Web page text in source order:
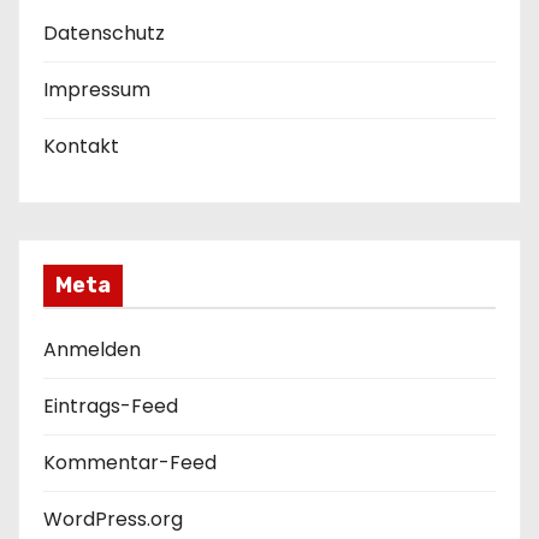
Datenschutz
Impressum
Kontakt
Meta
Anmelden
Eintrags-Feed
Kommentar-Feed
WordPress.org